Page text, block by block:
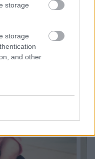
storage
storage
and other